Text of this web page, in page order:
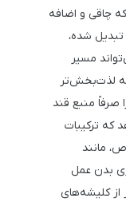
چاقی و اضافه
شده،
مسیر
لذت‌بخش‌تر
صرفاً منبع قند
که ترکیبات
مانند
بدن عمل
از کلیشه‌های